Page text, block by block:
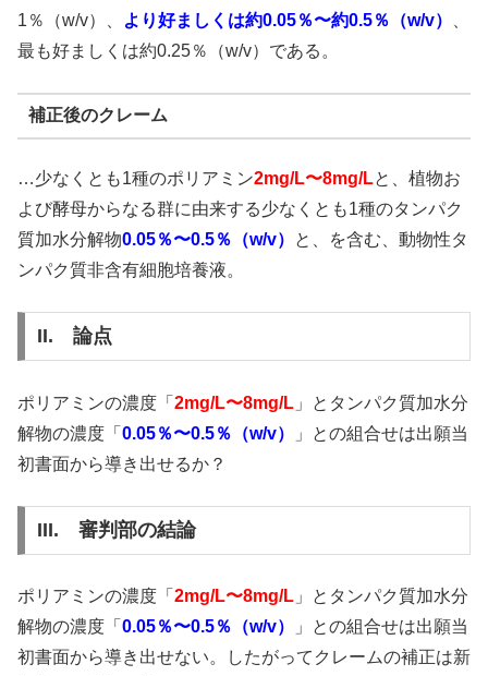
1％（w/v）、
より好ましくは約0.05％〜約0.5％（w/v）
最も好ましくは約0.25％（w/v）である。
補正後のクレーム
…少なくとも1種のポリアミン2mg/L〜8mg/Lと、植物お
よび酵母からなる群に由来する少なくとも1種のタンパク
質加水分解物0.05％〜0.5％（w/v）
と、を含む、動物性タ
ンパク質非含有細胞培養液。
II. 論点
ポリアミンの濃度「 2mg/L〜8mg/L 」とタンパク質加水分
解物の濃度「 0.05％〜0.5％（w/v）
」との組合せは出願当
初書面から導き出せるか？
III. 審判部の結論
ポリアミンの濃度「 2mg/L〜8mg/L 」とタンパク質加水分
解物の濃度「 0.05％〜0.5％（w/v）
」との組合せは出願当
初書面から導き出せない。したがってクレームの補正は新